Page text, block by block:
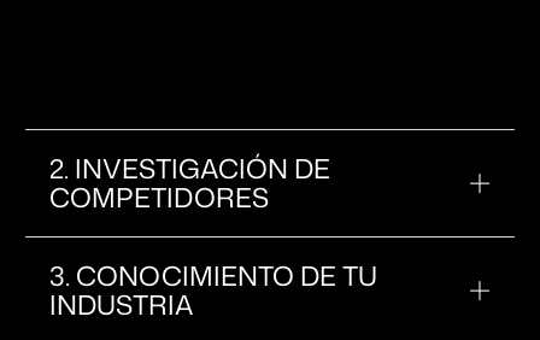
2. INVESTIGACIÓN DE
COMPETIDORES
3. CONOCIMIENTO DE TU
INDUSTRIA